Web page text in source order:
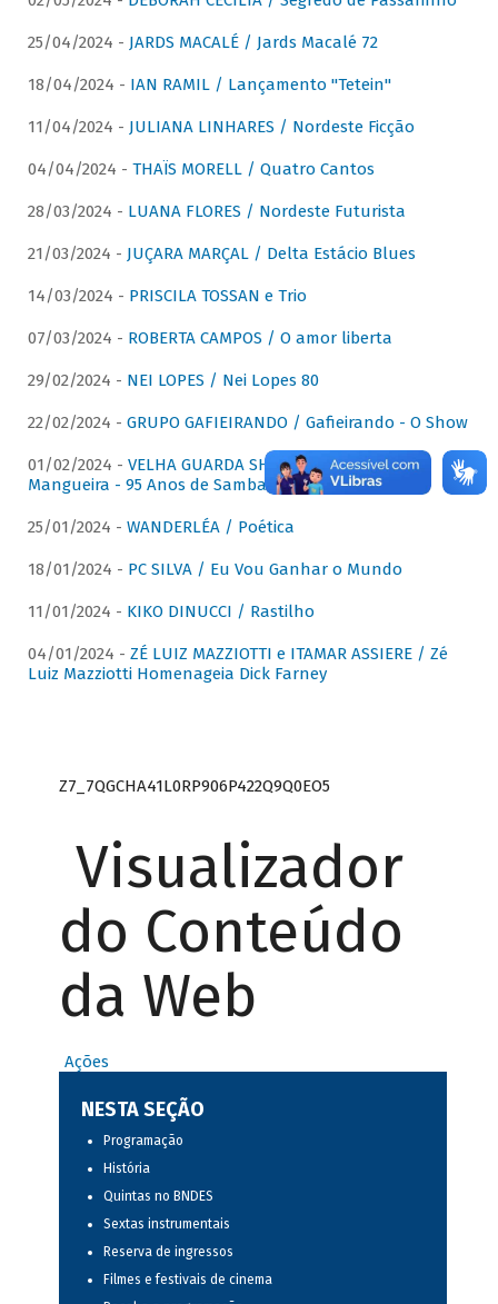
25/04/2024 - JARDS MACALÉ / Jards Macalé 72
18/04/2024 - IAN RAMIL / Lançamento "Tetein"
11/04/2024 - JULIANA LINHARES / Nordeste Ficção
04/04/2024 - THAÏS MORELL / Quatro Cantos
28/03/2024 - LUANA FLORES / Nordeste Futurista
21/03/2024 - JUÇARA MARÇAL / Delta Estácio Blues
14/03/2024 - PRISCILA TOSSAN e Trio
07/03/2024 - ROBERTA CAMPOS / O amor liberta
29/02/2024 - NEI LOPES / Nei Lopes 80
22/02/2024 - GRUPO GAFIEIRANDO / Gafieirando - O Show
01/02/2024 - VELHA GUARDA SHOW DA MANGUEIRA /
Mangueira - 95 Anos de Samba
25/01/2024 - WANDERLÉA / Poética
18/01/2024 - PC SILVA / Eu Vou Ganhar o Mundo
11/01/2024 - KIKO DINUCCI / Rastilho
04/01/2024 - ZÉ LUIZ MAZZIOTTI e ITAMAR ASSIERE / Zé
Luiz Mazziotti Homenageia Dick Farney
Z7_7QGCHA41L0RP906P422Q9Q0EO5
Visualizador
do Conteúdo
da Web
Ações
NESTA SEÇÃO
Programação
História
Quintas no BNDES
Sextas instrumentais
Reserva de ingressos
Filmes e festivais de cinema